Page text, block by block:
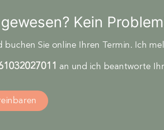
Kein
Sie online Ihren Termin. Ich
an und ich beantworte